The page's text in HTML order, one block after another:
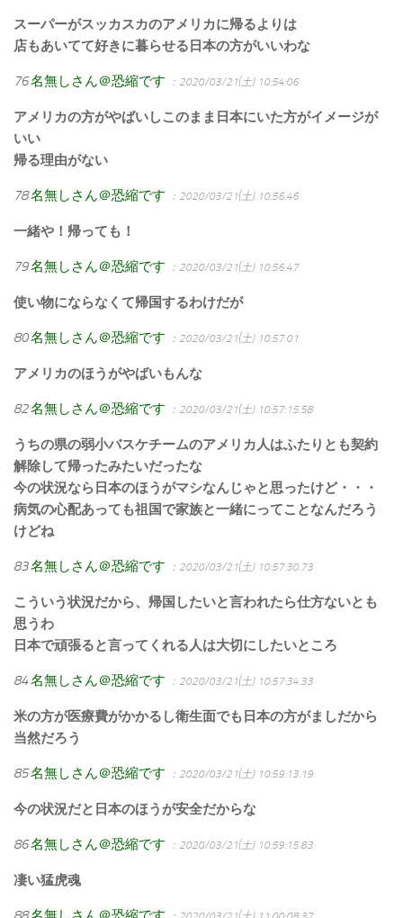
スーパーがスッカスカのアメリカに帰るよりは
店もあいてて好きに暮らせる日本の方がいいわな
76名無しさん＠恐縮です ：2020/03/21(土) 10:54:06
アメリカの方がやばいしこのまま日本にいた方がイメージが
いい
帰る理由がない
78名無しさん＠恐縮です ：2020/03/21(土) 10:56:46
一緒や！帰っても！
79名無しさん＠恐縮です ：2020/03/21(土) 10:56:47
使い物にならなくて帰国するわけだが
80名無しさん＠恐縮です ：2020/03/21(土) 10:57:01
アメリカのほうがやばいもんな
82名無しさん＠恐縮です ：2020/03/21(土) 10:57:15.58
うちの県の弱小バスケチームのアメリカ人はふたりとも契約
解除して帰ったみたいだったな
今の状況なら日本のほうがマシなんじゃと思ったけど・・・
病気の心配あっても祖国で家族と一緒にってことなんだろう
けどね
83名無しさん＠恐縮です ：2020/03/21(土) 10:57:30.73
こういう状況だから、帰国したいと言われたら仕方ないとも
思うわ
日本で頑張ると言ってくれる人は大切にしたいところ
84名無しさん＠恐縮です ：2020/03/21(土) 10:57:34.33
米の方が医療費がかかるし衛生面でも日本の方がましだから
当然だろう
85名無しさん＠恐縮です ：2020/03/21(土) 10:59:13.19
今の状況だと日本のほうが安全だからな
86名無しさん＠恐縮です ：2020/03/21(土) 10:59:15.83
凄い猛虎魂